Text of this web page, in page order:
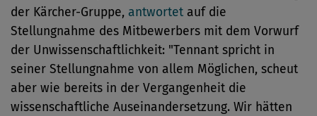
der Kärcher-Gruppe, antwortet auf die
Stellungnahme des Mitbewerbers mit dem Vorwurf
der Unwissenschaftlichkeit: "Tennant spricht in
seiner Stellungnahme von allem Möglichen, scheut
aber wie bereits in der Vergangenheit die
wissenschaftliche Auseinandersetzung. Wir hätten